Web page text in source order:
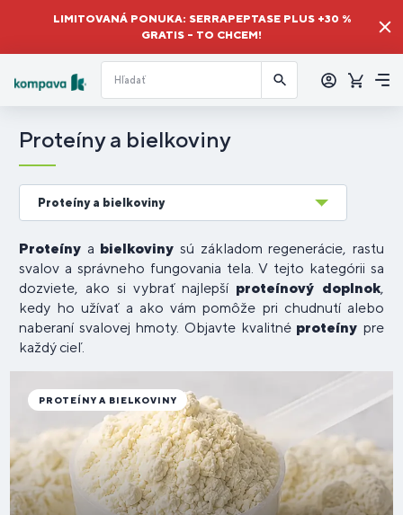
LIMITOVANÁ PONUKA: SERRAPEPTASE PLUS +30 %
GRATIS – TO CHCEM!
sa
Košík
Proteíny a bielkoviny
Proteíny a bielkoviny
Proteíny a bielkoviny sú základom regenerácie, rastu
svalov a správneho fungovania tela. V tejto kategórii sa
dozviete, ako si vybrať najlepší proteínový doplnok,
kedy ho užívať a ako vám pomôže pri chudnutí alebo
naberaní svalovej hmoty. Objavte kvalitné proteínypre
každý cieľ.
PROTEÍNY A BIELKOVINY